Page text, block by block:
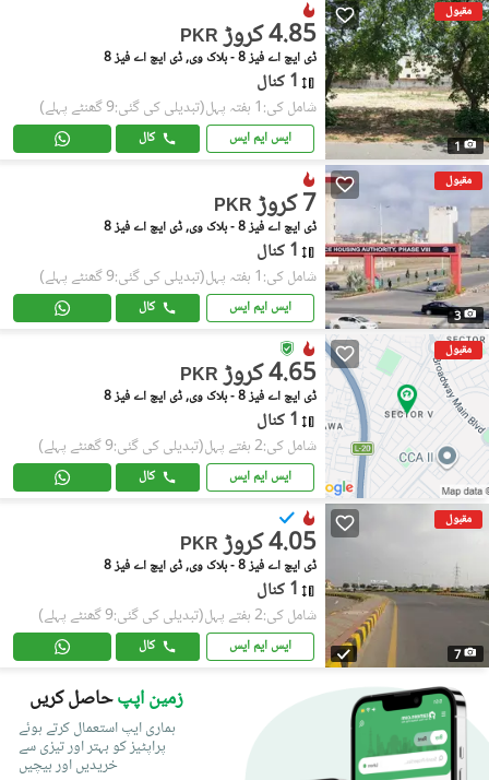
مقبول
1
PKR 4.85 کروڑ
ڈی ایچ اے فیز 8 - بلاک وی, ڈی ایچ اے فیز 8
1 کنال
شامل کی:1 ہفتہ پہل (تبدیلی کی گئی:9 گھنٹے پہلے)
ایس ایم ایس کال
مقبول
3
PKR 7 کروڑ
ڈی ایچ اے فیز 8 - بلاک وی, ڈی ایچ اے فیز 8
1 کنال
شامل کی:1 ہفتہ پہل (تبدیلی کی گئی:9 گھنٹے پہلے)
ایس ایم ایس کال
مقبول
PKR 4.65 کروڑ
ڈی ایچ اے فیز 8 - بلاک وی, ڈی ایچ اے فیز 8
1 کنال
شامل کی:2 ہفتے پہل (تبدیلی کی گئی:9 گھنٹے پہلے)
ایس ایم ایس کال
مقبول
7
PKR 4.05 کروڑ
ڈی ایچ اے فیز 8 - بلاک وی, ڈی ایچ اے فیز 8
1 کنال
شامل کی:2 ہفتے پہل (تبدیلی کی گئی:9 گھنٹے پہلے)
ایس ایم ایس کال
زمین اپپحاصل کریں
ہماری ایپ استعمال کرتے ہوئے
پراپٹیز کو بہتر اور تیزی سے
خریدیں اور بیچیں